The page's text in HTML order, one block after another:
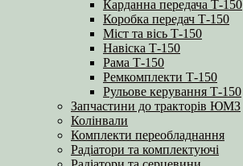
Карданна передача Т-150
Коробка передач Т-150
Міст та вісь Т-150
Навіска Т-150
Рама Т-150
Ремкомплекти Т-150
Рульове керування Т-150
Запчастини до тракторів ЮМЗ
Колінвали
Комплекти переобладнання
Радіатори та комплектуючі